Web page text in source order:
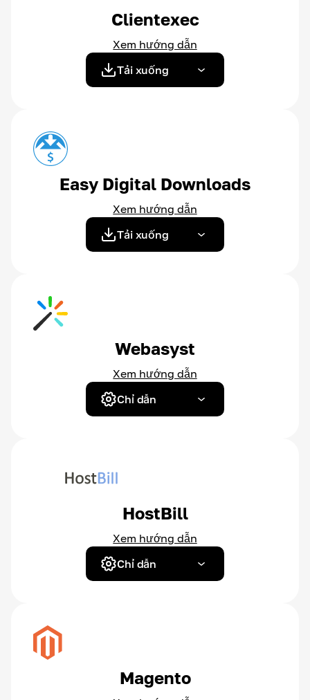
Clientexec
Xem hướng dẫn
Tải xuống
Easy Digital Downloads
Xem hướng dẫn
Tải xuống
Webasyst
Xem hướng dẫn
Chỉ dẫn
HostBill
Xem hướng dẫn
Chỉ dẫn
Magento